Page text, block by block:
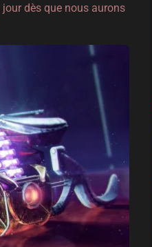
dès que nous aurons